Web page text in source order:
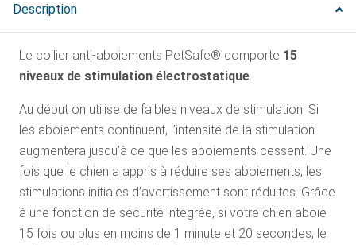
Description
Le collier anti-aboiements PetSafe® comporte 15
niveaux de stimulation électrostatique
Au début on utilise de faibles niveaux de stimulation. Si
les aboiements continuent, l’intensité de la stimulation
augmentera jusqu’à ce que les aboiements cessent. Une
fois que le chien a appris à réduire ses aboiements, les
stimulations initiales d’avertissement sont réduites. Grâce
à une fonction de sécurité intégrée, si votre chien aboie
15 fois ou plus en moins de 1 minute et 20 secondes, le